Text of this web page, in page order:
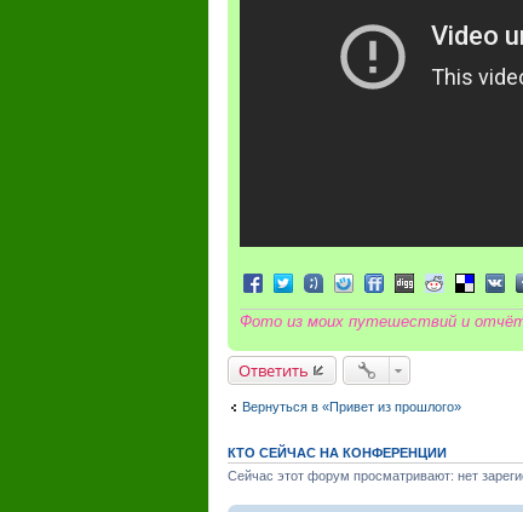
Поделиться в Facebook
Поделиться в Twitter
Поделиться в Tuenti
Поделиться в Sonico
Поделиться в
Поделиться в
Поделиться
Фото из моих путешествий и
Ответить
Вернуться в «Привет из прошлого»
КТО СЕЙЧАС НА КОНФЕРЕНЦИИ
Сейчас этот форум просматривают: нет